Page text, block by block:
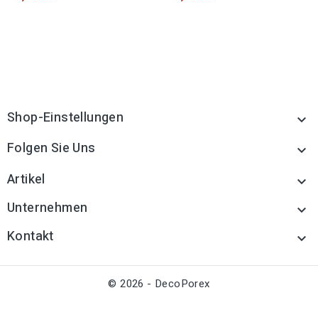
Shop-Einstellungen 
Folgen Sie Uns 
Artikel 
Unternehmen 
Kontakt 
© 2026 - DecoPorex